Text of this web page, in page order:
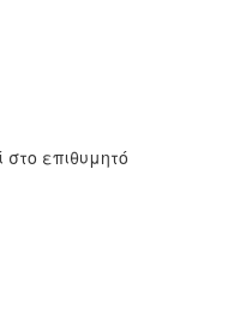
επιθυμητό